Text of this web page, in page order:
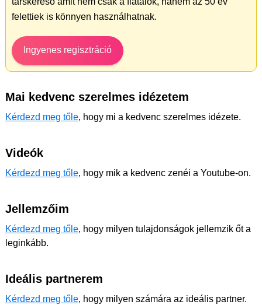
felettiek is könnyen használhatnak.
Ingyenes regisztráció
Mai kedvenc szerelmes idézetem
Kérdezd meg tőle, hogy mi a kedvenc szerelmes idézete.
Videók
Kérdezd meg tőle, hogy mik a kedvenc zenéi a Youtube-on.
Jellemzőim
Kérdezd meg tőle, hogy milyen tulajdonságok jellemzik őt a
leginkább.
Ideális partnerem
Kérdezd meg tőle, hogy milyen számára az ideális partner.